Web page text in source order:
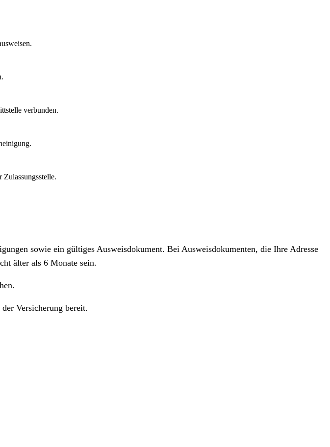
verbunden.
Zulassungsstelle.
sowie ein gültiges Ausweisdokument. Bei Ausweisdokumenten, die Ihre Adresse
älter als 6 Monate sein.
Versicherung bereit.